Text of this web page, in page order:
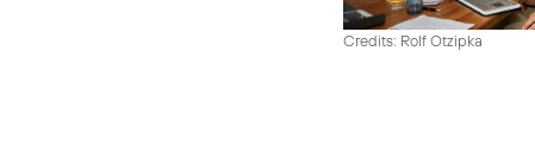
Credits: Rolf Otzipka